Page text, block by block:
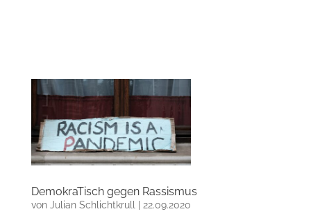
DemokraTisch gegen Rassismus
von Julian Schlichtkrull 22.09.2020